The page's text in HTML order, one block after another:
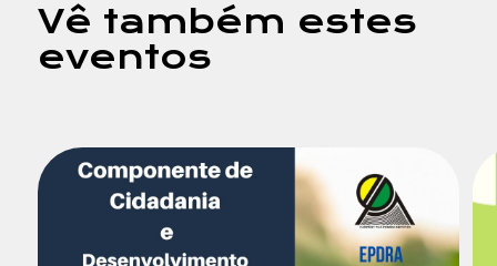
Vê também estes
eventos